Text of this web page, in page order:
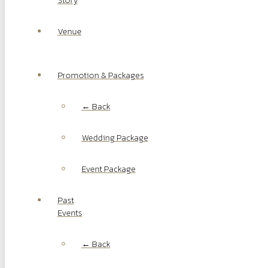
Venue
Promotion & Packages
← Back
Wedding Package
Event Package
Past
Events
← Back